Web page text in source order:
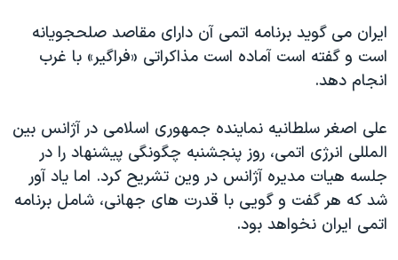
ایران می گوید برنامه اتمی آن دارای مقاصد صلحجویانه
است و گفته است آماده است مذاکراتی «فراگیر» با غرب
انجام دهد.
علی اصغر سلطانیه نماینده جمهوری اسلامی در آژانس بین
المللی انرژی اتمی، روز پنجشنبه چگونگی پیشنهاد را در
جلسه هیات مدیره آژانس در وین تشریح کرد. اما یاد آور
شد که هر گفت و گویی با قدرت های جهانی، شامل برنامه
اتمی ایران نخواهد بود.